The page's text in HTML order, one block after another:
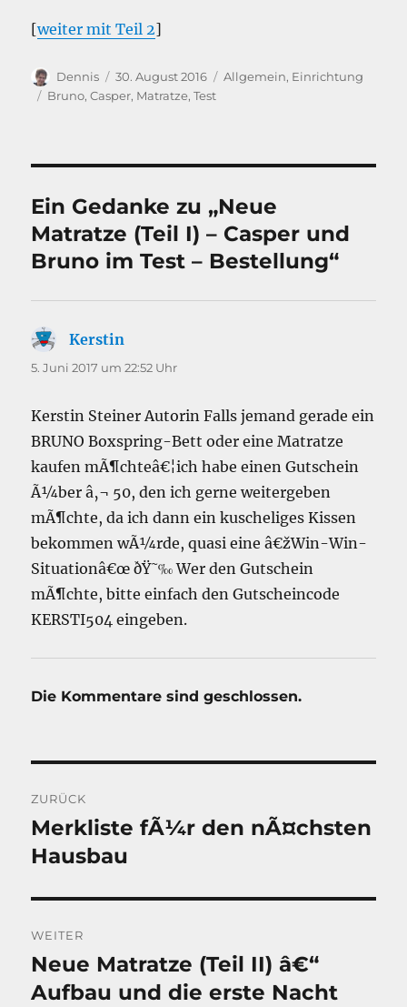
[weiter mit Teil 2]
Autor
Dennis
Veröffentlicht
am
30. August 2016 Kategorien
Allgemein, Einrichtung
Schlagwörter
Bruno,Casper, Matratze,Test
Ein Gedanke zu „Neue
Matratze (Teil I) – Casper und
Bruno im Test – Bestellung“
Kerstin
5. Juni 2017 um 22:52 Uhr
Kerstin Steiner Autorin Falls jemand gerade ein
BRUNO Boxspring-Bett oder eine Matratze
kaufen mÃ¶chteâ€¦ich habe einen Gutschein
Ã¼ber â‚¬ 50, den ich gerne weitergeben
mÃ¶chte, da ich dann ein kuscheliges Kissen
bekommen wÃ¼rde, quasi eine â€žWin-Win-
Situationâ€œ ðŸ˜‰ Wer den Gutschein
mÃ¶chte, bitte einfach den Gutscheincode
KERSTI504 eingeben.
Die Kommentare sind geschlossen.
ZURÜCK
Vorheriger
Beitrag:
Merkliste fÃ¼r den nÃ¤chsten
Hausbau
WEITER
Nächster
Beitrag:
Neue Matratze (Teil II) â€“
Aufbau und die erste Nacht